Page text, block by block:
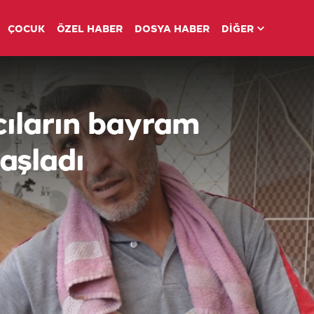
ÇOCUK ÖZEL HABER DOSYA HABER DİĞER
bayram